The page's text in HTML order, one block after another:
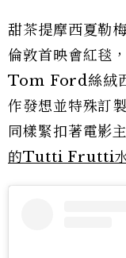
甜茶提摩西夏勒
倫敦首映會紅毯
Tom Ford絲絨
作發想並特殊訂
同樣緊扣著電影
的Tutti Frutti水